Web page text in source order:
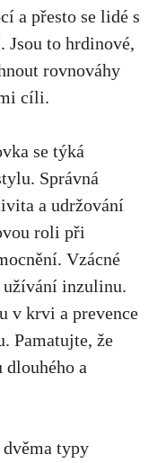
‌a přesto se​ lidé s
⁣Jsou to ‌hrdinové,
rovnováhy
cíli.
se týká
Správná
a ⁣udržování
roli při
Vzácné
užívání inzulinu.
v krvi a ‍prevence
Pamatujte, že
a
typy